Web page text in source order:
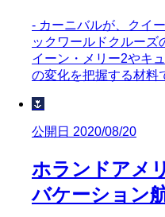
- カーニバルが、クイ
ックワールドクルーズ
イーン・メリー2やキ
の変化を把握する材料
🌷
公開日 2020/08/20
ホランドアメ
バケーション